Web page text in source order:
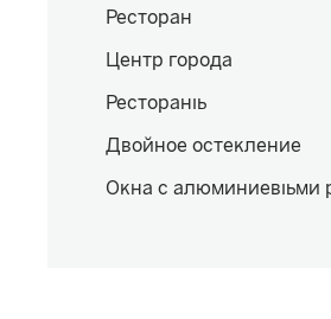
Ресторан
Центр города
Рестораны
Двойное остекление
Окна с алюминиевыми